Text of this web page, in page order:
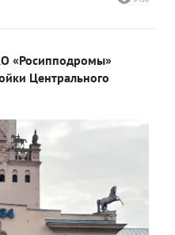
«Росипподромы»
Центрального